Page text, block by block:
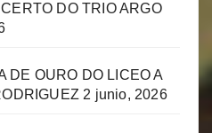
DO TRIO ARGO
DE OURO DO LICEO A
2 junio, 2026